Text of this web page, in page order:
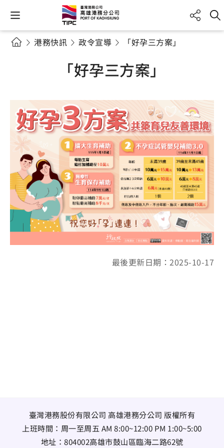
港務快訊 政令宣導 「好孕三方案」
「好孕三方案」
最後更新日期：2025-10-17
臺灣港務股份有限公司 高雄港務分公司 版權所有
上班時間：周一至周五 AM 8:00~12:00 PM 1:00~5:00
地址： 804002高雄市鼓山區臨海二路62號